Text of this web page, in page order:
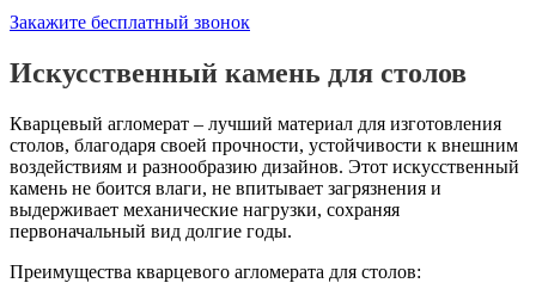
Закажите бесплатный звонок
Искусственный камень для столов
Кварцевый агломерат – лучший материал для изготовления
столов, благодаря своей прочности, устойчивости к внешним
воздействиям и разнообразию дизайнов. Этот искусственный
камень не боится влаги, не впитывает загрязнения и
выдерживает механические нагрузки, сохраняя
первоначальный вид долгие годы.
Преимущества кварцевого агломерата для столов: